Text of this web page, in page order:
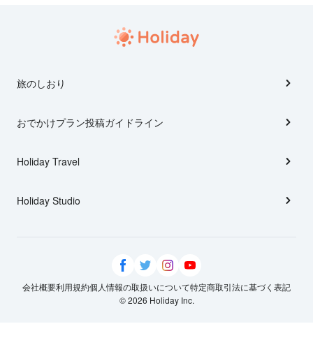
旅のしおり
おでかけプラン投稿ガイドライン
Holiday Travel
Holiday Studio
会社概要利用規約個人情報の取扱いについて特定商取引法に基づく表記
© 2026 Holiday Inc.